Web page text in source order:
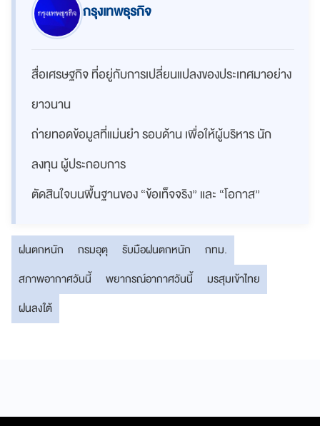
กรุงเทพธุรกิจ
สื่อเศรษฐกิจ ที่อยู่กับการเปลี่ยนแปลงของประเทศมาอย่าง
ยาวนาน
ถ่ายทอดข้อมูลที่แม่นยำ รอบด้าน เพื่อให้ผู้บริหาร นัก
ลงทุน ผู้ประกอบการ
ตัดสินใจบนพื้นฐานของ “ข้อเท็จจริง” และ “โอกาส”
ฝนตกหนัก กรมอุตุ รับมือฝนตกหนัก
กทม.
สภาพอากาศวันนี้
พยากรณ์อากาศวันนี้
มรสุมเข้าไทย
ฝนลงใต้